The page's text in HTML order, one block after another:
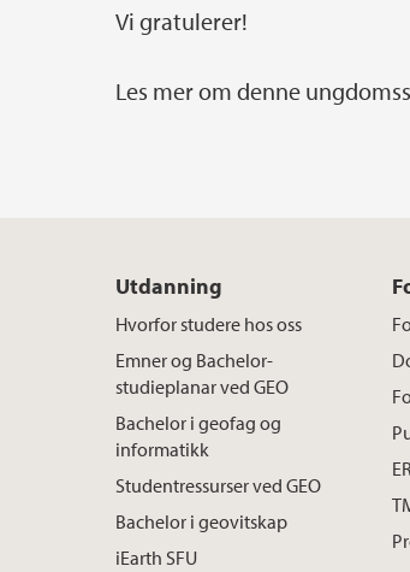
Vi gratulerer!
Les mer om denne
Utdanning
Hvorfor studere hos oss
Emner og Bachelor-
studieplanar ved GEO
Bachelor i geofag og
informatikk
Studentressurser ved GEO
Bachelor i geovitskap
iEarth SFU